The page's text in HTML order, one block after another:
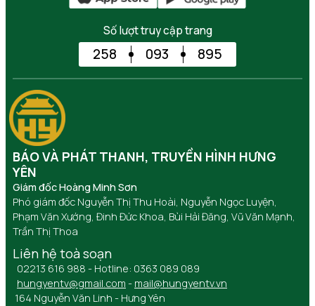
Số lượt truy cập trang
258 093 895
BÁO VÀ PHÁT THANH, TRUYỀN HÌNH HƯNG
YÊN
Giám đốc Hoàng Minh Sơn
Phó giám đốc Nguyễn Thị Thu Hoài, Nguyễn Ngọc Luyện,
Phạm Văn Xướng, Đinh Đức Khoa, Bùi Hải Đăng, Vũ Văn Mạnh,
Trần Thị Thoa
Liên hệ toà soạn
02213 616 988 - Hotline: 0363 089 089
hungyentv@gmail.com - mail@hungyentv.vn
164 Nguyễn Văn Linh - Hưng Yên